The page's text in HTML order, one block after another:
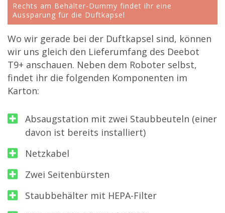
Rechts am Behälter-Dummy findet ihr eine
Aussparung für die Duftkapsel
Wo wir gerade bei der Duftkapsel sind, können
wir uns gleich den Lieferumfang des Deebot
T9+ anschauen. Neben dem Roboter selbst,
findet ihr die folgenden Komponenten im
Karton:
Absaugstation mit zwei Staubbeuteln (einer
davon ist bereits installiert)
Netzkabel
Zwei Seitenbürsten
Staubbehälter mit HEPA-Filter